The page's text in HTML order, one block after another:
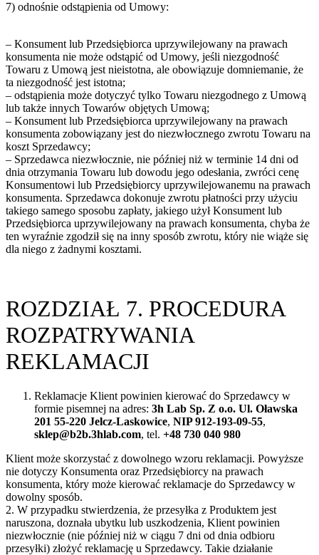
7) odnośnie odstąpienia od Umowy:
– Konsument lub Przedsiębiorca uprzywilejowany na prawach
konsumenta nie może odstąpić od Umowy, jeśli niezgodność
Towaru z Umową jest nieistotna, ale obowiązuje domniemanie, że
ta niezgodność jest istotna;
– odstąpienia może dotyczyć tylko Towaru niezgodnego z Umową
lub także innych Towarów objętych Umową;
– Konsument lub Przedsiębiorca uprzywilejowany na prawach
konsumenta zobowiązany jest do niezwłocznego zwrotu Towaru na
koszt Sprzedawcy;
– Sprzedawca niezwłocznie, nie później niż w terminie 14 dni od
dnia otrzymania Towaru lub dowodu jego odesłania, zwróci cenę
Konsumentowi lub Przedsiębiorcy uprzywilejowanemu na prawach
konsumenta. Sprzedawca dokonuje zwrotu płatności przy użyciu
takiego samego sposobu zapłaty, jakiego użył Konsument lub
Przedsiębiorca uprzywilejowany na prawach konsumenta, chyba że
ten wyraźnie zgodził się na inny sposób zwrotu, który nie wiąże się
dla niego z żadnymi kosztami.
ROZDZIAŁ 7. PROCEDURA
ROZPATRYWANIA
REKLAMACJI
Reklamacje Klient powinien kierować do Sprzedawcy w
formie pisemnej na adres: 3h Lab Sp. Z o.o. Ul. Oławska
201 55-220 Jelcz-Laskowice, NIP 912-193-09-55,
sklep@b2b.3hlab.com, tel. +48 730 040 980
Klient może skorzystać z dowolnego wzoru reklamacji. Powyższe
nie dotyczy Konsumenta oraz Przedsiębiorcy na prawach
konsumenta, który może kierować reklamacje do Sprzedawcy w
dowolny sposób.
2. W przypadku stwierdzenia, że przesyłka z Produktem jest
naruszona, doznała ubytku lub uszkodzenia, Klient powinien
niezwłocznie (nie później niż w ciągu 7 dni od dnia odbioru
przesyłki) złożyć reklamację u Sprzedawcy. Takie działanie